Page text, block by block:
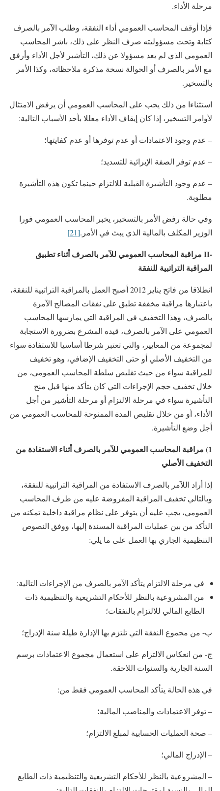
مرحلة الأداء.
فإذا أوقف المحاسب العمومي أداء النفقة، وطلب الآمر بالصرف
كتابة وتحت مسؤوليته صرف النظر على ذلك، باشر المحاسب
العمومي الذي لم يعد مسؤولا عن ذلك، التأشير لأجل الأداء وأرفق
مع الأمر بالصرف أو الحوالة نسخة مذكرة ملاحظاته، وكذا الأمر
بالتسخير.
استثناءا من ذلك يجب على المحاسب العمومي أن يرفض الامتثال
لأوامر التسخير، إذا كان إيقاف الأداء معللا بأحد الأسباب التالية:
– عدم وجود الاعتمادات أو عدم توفرها أو عدم كفايتها؛
– عدم توفر الصفة الإبرائية للتسديد؛
– عدم وجود التأشيرة القبلية للالتزام حينما تكون هذه التأشيرة
مطلوبة.
وفي حالة رفض الأمر بالتسخير، يخبر المحاسب العمومي فورا
الوزير المكلف بالمالية الذي يبث في الأمر.[21]
-II
مراقبة المحاسب العمومي للآمر بالصرف أثناء تطبيق
المراقبة التراتبية للنفقة
انطلاقا من فاتح يناير 2012 أصبح العمل بالمراقبة التراتبية للنفقة،
باعتبارها مراقبة مخففة تطبق على نفقات المصالح الآمرة
بالصرف، وهذا التخفيف في المراقبة التي يمارسها المحاسب
العمومي على الآمر بالصرف، قيده المشرع بضرورة الاستجابة
لمجموعة من المعايير، والتي تعتبر شرطا أساسيا للاستفادة سواء
من التخفيف الأصلي أو حتى التخفيف الإضافي، وهو تخفيف
للمراقبة سواء من حيث تقليص سلطة المحاسب العمومي، من
خلال تخفيف حجم الإجراءات التي كان يتأكد منها قبل منح
التأشيرة سواء في مرحلة الالتزام أو مرحلة التأشير من أجل
الأداء، أو من خلال تقليص المدة الممنوحة للمحاسب العمومي من
أجل وضع التأشيرة.
1) مراقبة المحاسب العمومي للآمر بالصرف أثناء الاستفادة من
التخفيف الأصلي
إذا أراد اللآمر بالصرف الاستفادة من المراقبة التراتبية للنفقة،
وبالتالي تخفيف المراقبة المفروضة عليه من طرف المحاسب
العمومي، يجب عليه أن يتوفر على نظام مراقبة داخلية تمكنه من
التأكد من بين عمليات المراقبة المسندة إليها، ووفق النصوص
التنظيمية الجاري بها العمل على ما يلي:
في مرحلة الالتزام يتأكد الآمر بالصرف من الإجراءات التالية:
من المشروعية بالنظر للأحكام التشريعية والتنظيمية ذات
الطابع المالي للالتزام بالنفقات؛
ب- من مجموع النفقة التي تلتزم بها الإدارة طيلة سنة الإدراج؛
ج- من انعكاس الالتزام على استعمال مجموع الاعتمادات برسم
السنة الجارية والسنوات اللاحقة.
في هذه الحالة يتأكد المحاسب العمومي فقط من:
– توفر الاعتمادات والمناصب المالية؛
– صحة العمليات الحسابية لمبلغ الالتزام؛
– الإدراج المالي؛
– المشروعية بالنظر للأحكام التشريعية والتنظيمية ذات الطابع